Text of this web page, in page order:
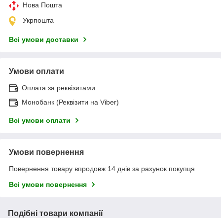
Нова Пошта
Укрпошта
Всі умови доставки
Умови оплати
Оплата за реквізитами
Монобанк (Реквізити на Viber)
Всі умови оплати
Умови повернення
Повернення товару впродовж 14 днів за рахунок покупця
Всі умови повернення
Подібні товари компанії